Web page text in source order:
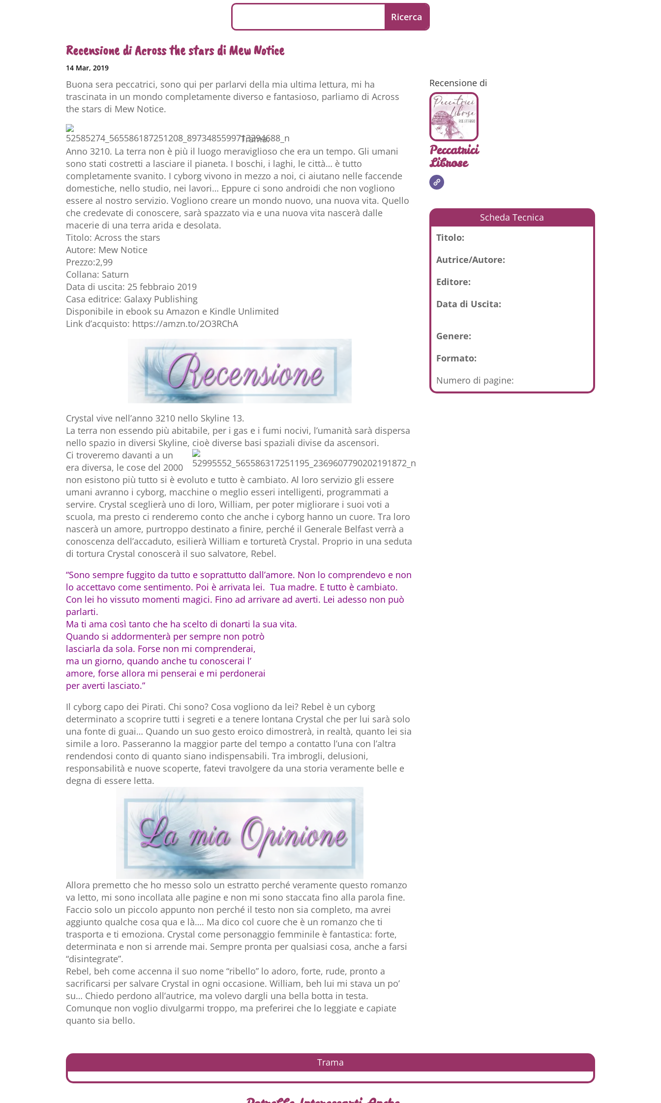
Recensione di Across the stars di Mew Notice
14 Mar, 2019
Buona sera peccatrici, sono qui per parlarvi della mia ultima lettura, mi ha
trascinata in un mondo completamente diverso e fantasioso, parliamo di Across
the stars di Mew Notice.
Trama:
Anno 3210. La terra non è più il luogo meraviglioso che era un tempo. Gli umani
sono stati costretti a lasciare il pianeta. I boschi, i laghi, le città… è tutto
completamente svanito. I cyborg vivono in mezzo a noi, ci aiutano nelle faccende
domestiche, nello studio, nei lavori… Eppure ci sono androidi che non vogliono
essere al nostro servizio. Vogliono creare un mondo nuovo, una nuova vita. Quello
che credevate di conoscere, sarà spazzato via e una nuova vita nascerà dalle
macerie di una terra arida e desolata.
Titolo: Across the stars
Autore: Mew Notice
Prezzo:2,99
Collana: Saturn
Data di uscita: 25 febbraio 2019
Casa editrice: Galaxy Publishing
Disponibile in ebook su Amazon e Kindle Unlimited
Link d’acquisto: https://amzn.to/2O3RChA
Crystal vive nell’anno 3210 nello Skyline 13.
La terra non essendo più abitabile, per i gas e i fumi nocivi, l’umanità sarà dispersa
nello spazio in diversi Skyline, cioè diverse basi spaziali divise da ascensori.
Ci troveremo davanti a un
era diversa, le cose del 2000
non esistono più tutto si è evoluto e tutto è cambiato. Al loro servizio gli essere
umani avranno i cyborg, macchine o meglio esseri intelligenti, programmati a
servire. Crystal sceglierà uno di loro, William, per poter migliorare i suoi voti a
scuola, ma presto ci renderemo conto che anche i cyborg hanno un cuore. Tra loro
nascerà un amore, purtroppo destinato a finire, perché il Generale Belfast verrà a
conoscenza dell’accaduto, esilierà William e torturetà Crystal. Proprio in una seduta
di tortura Crystal conoscerà il suo salvatore, Rebel.
“Sono sempre fuggito da tutto e soprattutto dall’amore. Non lo comprendevo e non
lo accettavo come sentimento. Poi è arrivata lei.Tua madre. E tutto è cambiato.
Con lei ho vissuto momenti magici. Fino adarrivare ad averti. Lei adesso non può
parlarti.
Ma ti ama così tanto che ha scelto di donarti la sua vita.
Quando si addormenterà per sempre non potrò
lasciarla da sola. Forse non mi comprenderai,
ma un giorno, quando anche tu conoscerai l’
amore, forse allora mi penserai e mi perdonerai
per averti lasciato.”
Il cyborg capo dei Pirati. Chi sono? Cosa vogliono da lei? Rebel è un cyborg
determinato a scoprire tutti i segreti e a tenere lontana Crystal che per lui sarà solo
una fonte di guai… Quando un suo gesto eroico dimostrerà, in realtà, quanto lei sia
simile a loro. Passeranno la maggior parte del tempo a contatto l’una con l’altra
rendendosi conto di quanto siano indispensabili. Tra imbrogli, delusioni,
responsabilità e nuove scoperte, fatevi travolgere da una storia veramente belle e
degna di essere letta.
Allora premetto che ho messo solo un estratto perché veramente questo romanzo
va letto, mi sono incollata alle pagine e non mi sono staccata fino alla parola fine.
Faccio solo un piccolo appunto non perché il testo non sia completo, ma avrei
aggiunto qualche cosa qua e là…. Ma dico col cuore che è un romanzo che ti
trasporta e ti emoziona. Crystal come personaggio femminile è fantastica: forte,
determinata e non si arrende mai. Sempre pronta per qualsiasi cosa, anche a farsi
“disintegrate”.
Rebel, beh come accenna il suo nome “ribello” lo adoro, forte, rude, pronto a
sacrificarsi per salvare Crystal in ogni occasione. William, beh lui mi stava un po’
su… Chiedo perdono all’autrice, ma volevo dargli una bella botta in testa.
Comunque non voglio divulgarmi troppo, ma preferirei che lo leggiate e capiate
quanto sia bello.
Recensione di
Peccatrici
Librose
Scheda Tecnica
Titolo:
Autrice/Autore:
Editore:
Data di Uscita:
Genere:
Formato:
Numero di pagine:
Trama